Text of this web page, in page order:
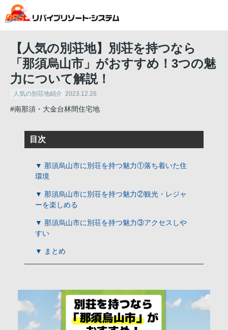
【人気の別荘地】別荘を持つなら
「那須烏山市」がおすすめ！3つの魅
力について解説！
人気の別荘地紹介 2023.12.26
#南那須・大金台林間住宅地
目次
▼ 那須烏山市に別荘を持つ魅力①落ち着いた住
環境
▼ 那須烏山市に別荘を持つ魅力②観光・レジャ
ーを楽しめる
▼ 那須烏山市に別荘を持つ魅力③アクセスしや
すい
▼ まとめ